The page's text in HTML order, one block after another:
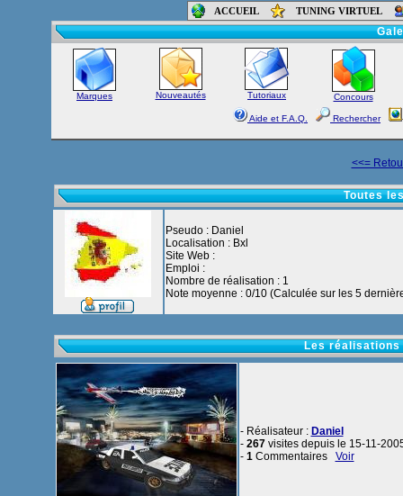
ACCUEIL TUNING VIRTUEL
Accueil-
Marques Nouveautés Tutoriaux Concours
Aide et F.A.Q. Rechercher
<<=
Toutes
Pseudo : Daniel
Localisation : Bxl
Site Web :
Emploi :
Nombre de réalisation : 1
Note moyenne : 0/10 (Calculée sur les 5
Les réalisations
- Réalisateur : Daniel
- 267visites depuis le 15-11-
- 1Commentaires Voir